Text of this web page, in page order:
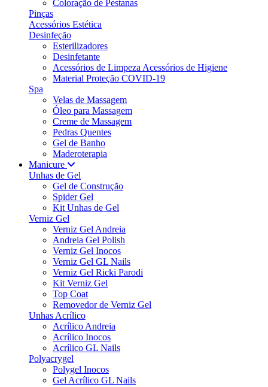
Coloração de Pestanas
Pinças
Acessórios Estética
Desinfeção
Esterilizadores
Desinfetante
Acessórios de Limpeza Acessórios de Higiene
Material Proteção COVID-19
Spa
Velas de Massagem
Óleo para Massagem
Creme de Massagem
Pedras Quentes
Gel de Banho
Maderoterapia
Manicure
Unhas de Gel
Gel de Construção
Spider Gel
Kit Unhas de Gel
Verniz Gel
Verniz Gel Andreia
Andreia Gel Polish
Verniz Gel Inocos
Verniz Gel GL Nails
Verniz Gel Ricki Parodi
Kit Verniz Gel
Top Coat
Removedor de Verniz Gel
Unhas Acrílico
Acrílico Andreia
Acrílico Inocos
Acrílico GL Nails
Polyacrygel
Polygel Inocos
Gel Acrílico GL Nails